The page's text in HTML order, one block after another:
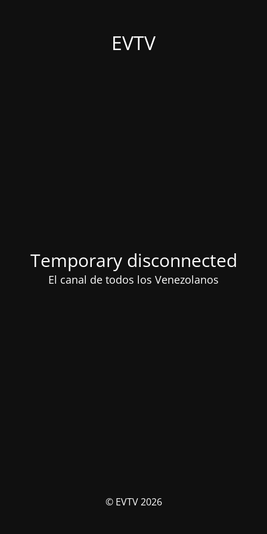
EVTV
Temporary disconnected
El canal de todos los Venezolanos
© EVTV 2026